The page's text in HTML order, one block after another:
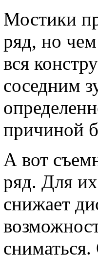
Мостики
ряд, но
вся
соседним
причиной
А вот
ряд. Для их
снижает